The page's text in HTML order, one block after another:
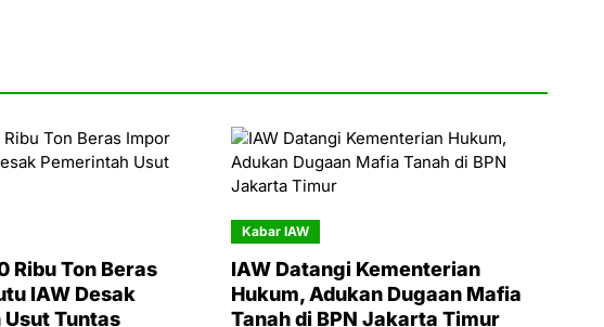
Ribu Ton Beras
IAW Desak
Tuntas
Kabar IAW
IAW Datangi Kementerian
Hukum, Adukan Dugaan Mafia
Tanah di BPN Jakarta Timur